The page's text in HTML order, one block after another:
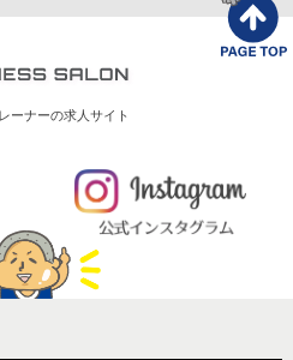
ーナーの求人サイト